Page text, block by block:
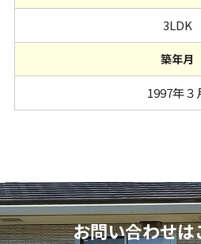
3LDK
築年月
1997年３
お問い合わせ